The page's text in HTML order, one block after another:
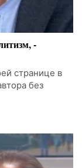
-
странице в
без